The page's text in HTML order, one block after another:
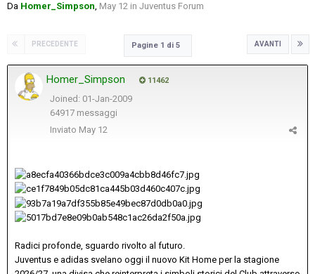
Da Homer_Simpson, May 12 in Juventus Forum
PRECEDENTE AVANTI
Pagine 1 di 5
Homer_Simpson 11462
Joined: 01-Jan-2009
64917 messaggi
Inviato May 12
Radici profonde, sguardo rivolto al futuro.
Juventus e adidas svelano oggi il nuovo Kit Home per la stagione